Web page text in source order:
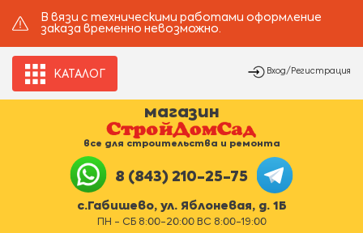
В вязи с техническими работами оформление
заказа временно невозможно.
КАТАЛОГ Вход/Регистрация
магазин
все для строительства и ремонта
8 (843) 210-25-75
с.Габишево, ул. Яблоневая, д. 1Б
ПН - СБ 8:00-20:00 ВС 8:00-19:00